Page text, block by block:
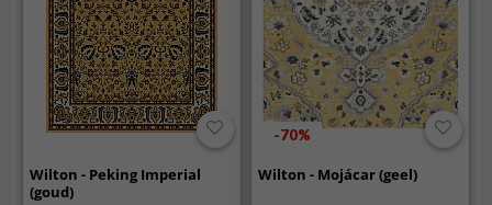
Wilton - Peking Imperial
(goud)
-70%
Wilton - Mojácar (geel)